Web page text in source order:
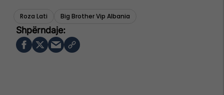
Roza Lati Big Brother Vip Albania